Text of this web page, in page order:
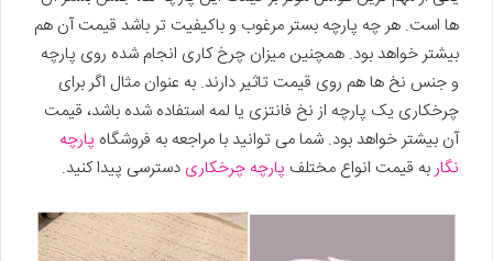
ها است. هر چه پارچه بستر مرغوب و باکیفیت تر باشد قیمت آن هم
بیشتر خواهد بود. همچنین میزان چرخ کاری انجام شده روی پارچه
و جنس نخ ها هم روی قیمت تاثیر دارند. به عنوان مثال اگر برای
چرخکاری یک پارچه از نخ فانتزی یا لمه استفاده شده باشد، قیمت
آن بیشتر خواهد بود. شما می توانید با مراجعه به فروشگاه پارچه
نگاربه قیمت انواع مختلف پارچه چرخکاری دسترسی پیدا کنید.